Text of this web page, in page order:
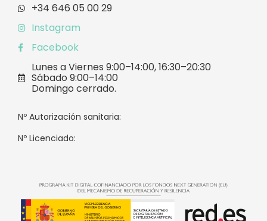
+34 646 05 00 29
Instagram
Facebook
Lunes a Viernes 9:00–14:00, 16:30–20:30
Sábado 9:00–14:00
Domingo cerrado.
Nº Autorización sanitaria:
Nº Licenciado: